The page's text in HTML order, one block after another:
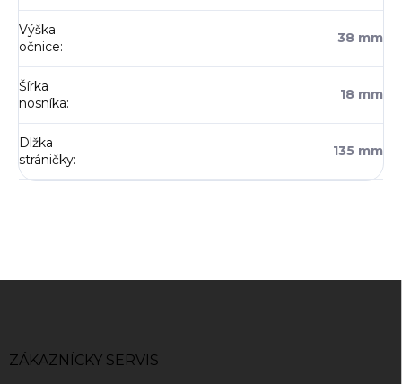
Výška
očnice:
38 mm
Šírka
nosníka:
18 mm
Dlžka
stráničky:
135 mm
ZÁKAZNÍCKY SERVIS